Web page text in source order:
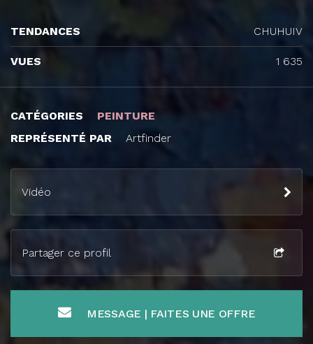
CATÉGORIES
PEINTURE
REPRÉSENTÉ PAR
Artfinder
Vidéo
Partager ce profil
MESSAGE | FAITES UNE OFFRE
TENDANCES CHUHUIV
VUES 1 635